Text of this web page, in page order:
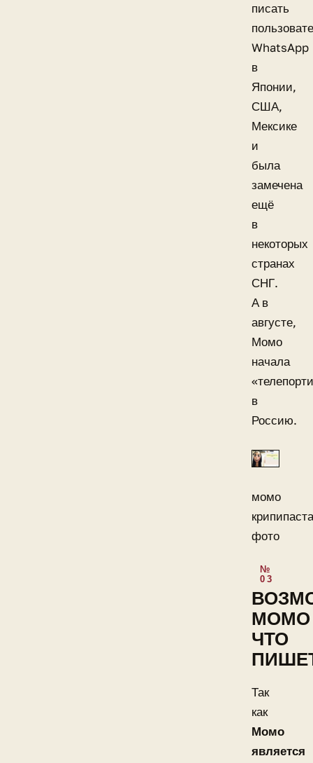
писать
WhatsApp
в
Японии,
США,
Мексике
и
была
замечена
ещё
в
некоторых
странах
СНГ.
А в
августе,
Момо
начала
в
Россию.
момо
крипипаста
фото
MOMO
ЧТО
Так
как
Момо
является